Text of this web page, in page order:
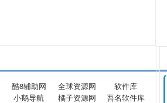
酷8辅助网 全球资源网
软件库
小鹅导航 橘子资源网 吾名软件库